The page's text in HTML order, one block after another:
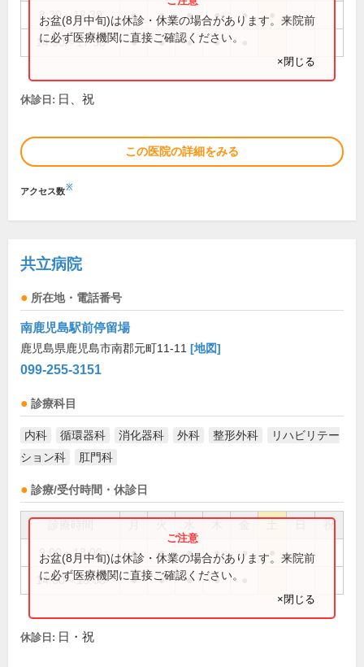
8:30～12:30 ● ● ● ● ●
14:00～17:30 ● ● ● ●
お盆(8月中旬)は休診・休業の場合があります。来院前
に必ず医療機関に直接ご確認ください。
×閉じる
休診日: 日、祝
この医院の詳細をみる
アクセス数※
共立病院
所在地・電話番号
南鹿児島駅前停留場
鹿児島県鹿児島市南郡元町11-11 [地図]
099-255-3151
診療科目
内科 循環器科 消化器科 外科 整形外科
リハビリテー
ション科
肛門科
診療/受付時間・休診日
祝
9:00～13:00 ● ● ● ● ●
14:00～18:00 ● ● ● ●
お盆(8月中旬)は休診・休業の場合があります。来院前
に必ず医療機関に直接ご確認ください。
×閉じる
休診日: 日・祝